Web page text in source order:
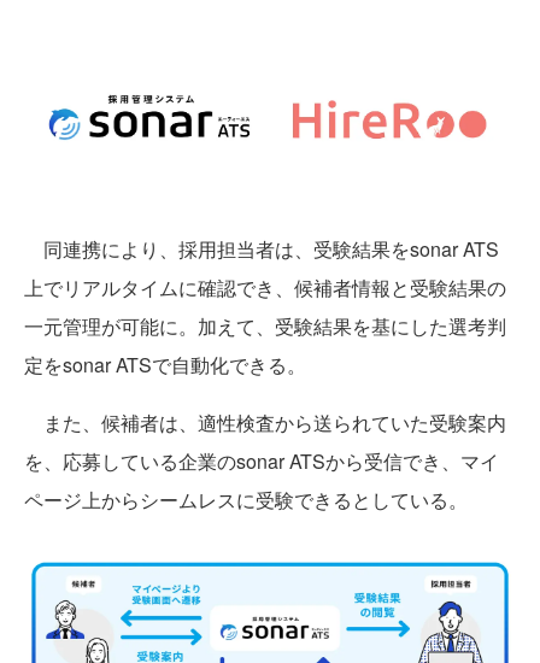
同連携により、採用担当者は、受験結果をsonar ATS
上でリアルタイムに確認でき、候補者情報と受験結果の
一元管理が可能に。加えて、受験結果を基にした選考判
定をsonar ATSで自動化できる。
また、候補者は、適性検査から送られていた受験案内
を、応募している企業のsonar ATSから受信でき、マイ
ページ上からシームレスに受験できるとしている。